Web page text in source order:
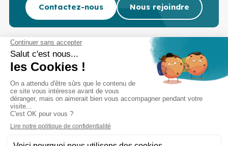
Contactez-nous Nous rejoindre
Cabinet d’experts-comptables commissaires aux